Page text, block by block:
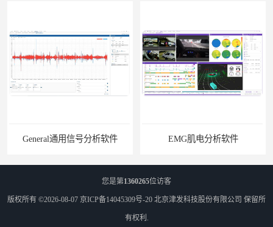
General通用信号分析软件 EMG肌电分析软件
您是第1360265位访客
版权所有 ©2026-08-07 京ICP备14045309号-20 北京津发科技股份有限公司 保留所
有权利.